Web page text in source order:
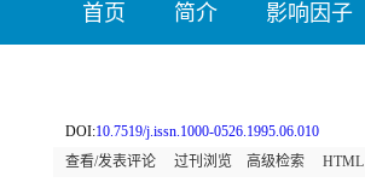
首页 简介 影响因子
DOI:10.7519/j.issn.1000-0526.1995.06.010
查看/发表评论
过刊浏览 高级检索 HTML